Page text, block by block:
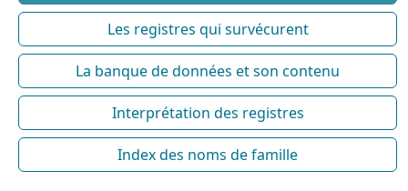
Les registres qui survécurent
La banque de données et son contenu
Interprétation des registres
Index des noms de famille